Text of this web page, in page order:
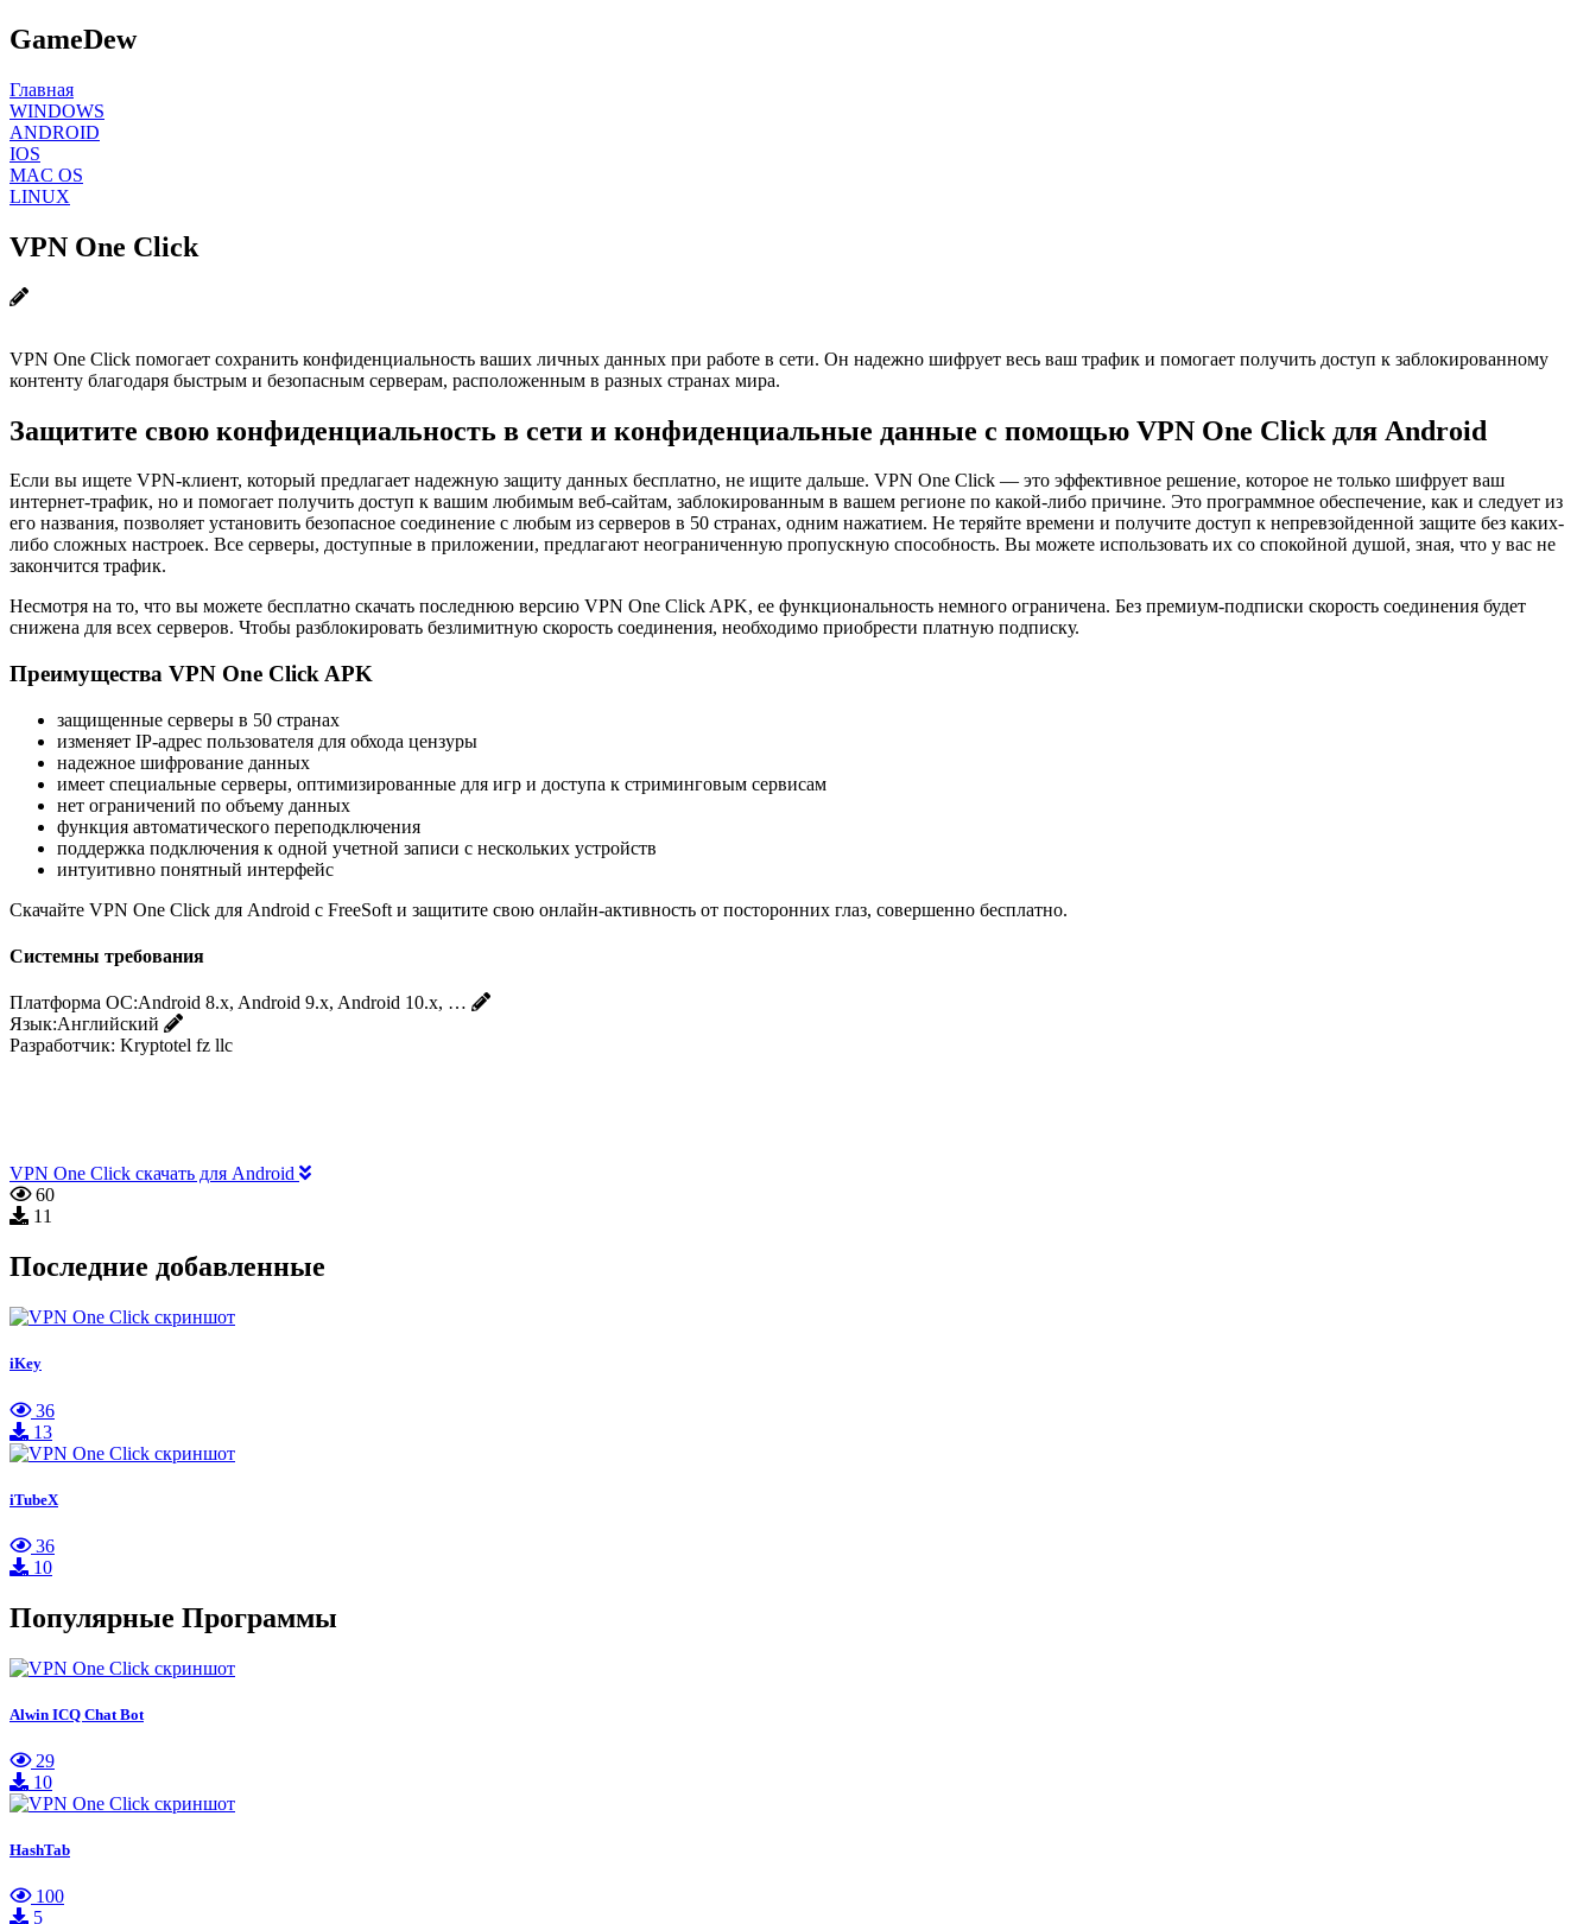
GameDew
Главная
WINDOWS
ANDROID
IOS
MAC OS
LINUX
VPN One Click
VPN One Click помогает сохранить конфиденциальность ваших личных данных при работе в сети. Он надежно шифрует весь ваш трафик и помогает получить доступ к заблокированному
контенту благодаря быстрым и безопасным серверам, расположенным в разных странах мира.
Защитите свою конфиденциальность в сети и конфиденциальные данные с помощью VPN One Click для Android
Если вы ищете VPN-клиент, который предлагает надежную защиту данных бесплатно, не ищите дальше. VPN One Click — это эффективное решение, которое не только шифрует ваш
интернет-трафик, но и помогает получить доступ к вашим любимым веб-сайтам, заблокированным в вашем регионе по какой-либо причине. Это программное обеспечение, как и следует из
его названия, позволяет установить безопасное соединение с любым из серверов в 50 странах, одним нажатием. Не теряйте времени и получите доступ к непревзойденной защите без каких-
либо сложных настроек. Все серверы, доступные в приложении, предлагают неограниченную пропускную способность. Вы можете использовать их со спокойной душой, зная, что у вас не
закончится трафик.
Несмотря на то, что вы можете бесплатно скачать последнюю версию VPN One Click APK, ее функциональность немного ограничена. Без премиум-подписки скорость соединения будет
снижена для всех серверов. Чтобы разблокировать безлимитную скорость соединения, необходимо приобрести платную подписку.
Преимущества VPN One Click APK
защищенные серверы в 50 странах
изменяет IP-адрес пользователя для обхода цензуры
надежное шифрование данных
имеет специальные серверы, оптимизированные для игр и доступа к стриминговым сервисам
нет ограничений по объему данных
функция автоматического переподключения
поддержка подключения к одной учетной записи с нескольких устройств
интуитивно понятный интерфейс
Скачайте VPN One Click для Android с FreeSoft и защитите свою онлайн-активность от посторонних глаз, совершенно бесплатно.
Системны требования
Платформа ОС:Android 8.x, Android 9.x, Android 10.x, …
Язык:Английский
Разработчик: Kryptotel fz llc
VPN One Click скачать для Android
60
11
Последние добавленные
iKey
36
13
iTubeX
36
10
Популярные Программы
Alwin ICQ Chat Bot
29
10
HashTab
100
5